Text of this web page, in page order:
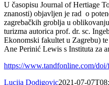
U časopisu Journal of Hertiage
znanosti) objavljen je rad o
zagrebačkih groblja u
turizma autorica prof. dr. sc.
Ekonomski fakultet u Zagrebu)
Ane Perinić Lewis s Instituta za
https://www.tandfonline.com/
Lucija Dodigovic2021-07-